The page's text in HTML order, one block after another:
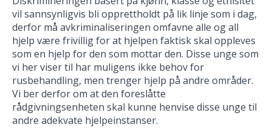
vil sannsynligvis bli opprettholdt på lik linje som i dag,
derfor må avkriminaliseringen omfavne alle og all
hjelp være frivillig for at hjelpen faktisk skal oppleves
som en hjelp for den som mottar den. Disse unge som
vi her viser til har muligens ikke behov for
rusbehandling, men trenger hjelp på andre områder.
Vi ber derfor om at den foreslåtte
rådgivningsenheten skal kunne henvise disse unge til
andre adekvate hjelpeinstanser.